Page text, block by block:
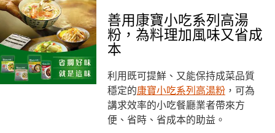
善用康寶小吃系列高湯
粉，為料理加風味又省成
本
利用既可提鮮、又能保持成菜品質
穩定的康寶小吃系列高湯粉，可為
講求效率的小吃餐廳業者帶來方
便、省時、省成本的助益。